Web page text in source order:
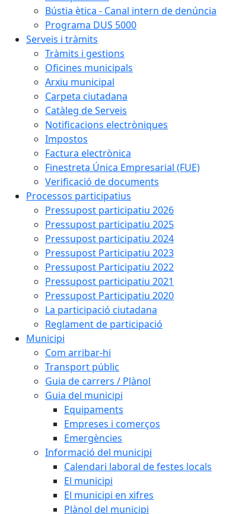
Bústia ètica - Canal intern de denúncia
Programa DUS 5000
Serveis i tràmits
Tràmits i gestions
Oficines municipals
Arxiu municipal
Carpeta ciutadana
Catàleg de Serveis
Notificacions electròniques
Impostos
Factura electrònica
Finestreta Única Empresarial (FUE)
Verificació de documents
Processos participatius
Pressupost participatiu 2026
Pressupost participatiu 2025
Pressupost participatiu 2024
Pressupost Participatiu 2023
Pressupost Participatiu 2022
Pressupost participatiu 2021
Pressupost Participatiu 2020
La participació ciutadana
Reglament de participació
Municipi
Com arribar-hi
Transport públic
Guia de carrers / Plànol
Guia del municipi
Equipaments
Empreses i comerços
Emergències
Informació del municipi
Calendari laboral de festes locals
El municipi
El municipi en xifres
Plànol del municipi